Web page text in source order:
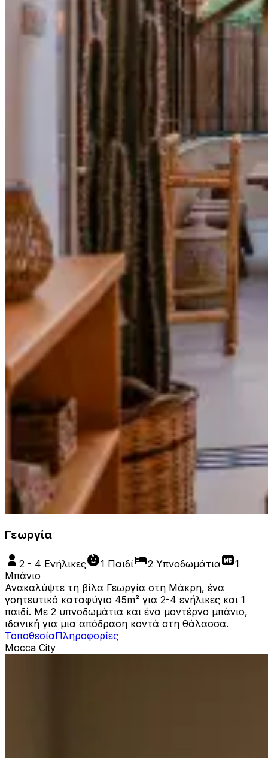
Γεωργία
2 - 4 Ενήλικες 1 Παιδί 2 Υπνοδωμάτια
1
Μπάνιο
Ανακαλύψτε τη βίλα Γεωργία στη Μάκρη, ένα
γοητευτικό καταφύγιο 45m² για 2-4 ενήλικες και 1
παιδί. Με 2 υπνοδωμάτια και ένα μοντέρνο μπάνιο,
ιδανική για μια απόδραση κοντά στη θάλασσα.
ΤοποθεσίαΠληροφορίες
Mocca City